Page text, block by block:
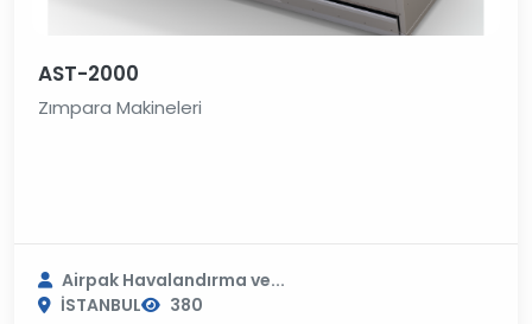
AST-2000
Zımpara Makineleri
Airpak Havalandırma ve...
İSTANBUL
380